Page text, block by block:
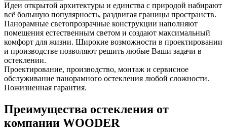
Идеи открытой архитектуры и единства с природой набирают
всё большую популярность, раздвигая границы пространств.
Панорамные светопрозрачные конструкции наполняют
помещения естественным светом и создают максимальный
комфорт для жизни. Широкие возможности в проектировании
и производстве позволяют решить любые Ваши задачи в
остеклении.
Проектирование, производство, монтаж и сервисное
обслуживание панорамного остекления любой сложности.
Пожизненная гарантия.
Преимущества остекления от
компании WOODER